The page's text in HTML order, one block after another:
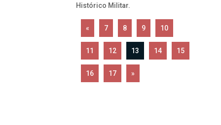
Histórico Militar.
« 7 8 9 10
11 12 13 14 15
16 17 »